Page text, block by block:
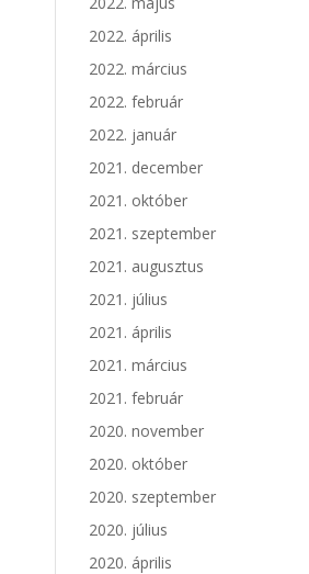
2022. április
2022. március
2022. február
2022. január
2021. december
2021. október
2021. szeptember
2021. augusztus
2021. július
2021. április
2021. március
2021. február
2020. november
2020. október
2020. szeptember
2020. július
2020. április